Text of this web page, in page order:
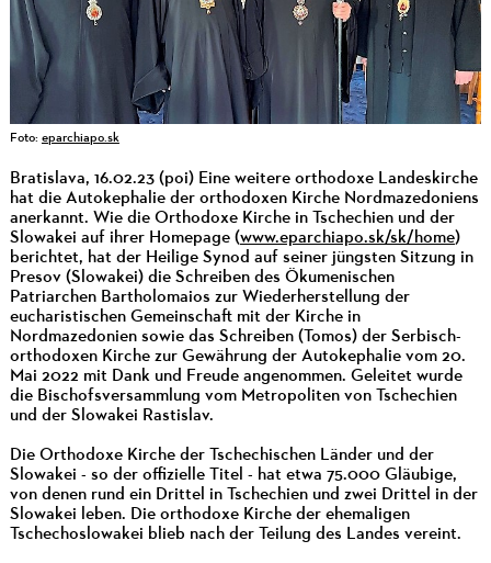
Foto: eparchiapo.sk
Bratislava, 16.02.23 (poi) Eine weitere orthodoxe Landeskirche
hat die Autokephalie der orthodoxen Kirche Nordmazedoniens
anerkannt. Wie die Orthodoxe Kirche in Tschechien und der
Slowakei auf ihrer Homepage (www.eparchiapo.sk/sk/home)
berichtet, hat der Heilige Synod auf seiner jüngsten Sitzung in
Presov (Slowakei) die Schreiben des Ökumenischen
Patriarchen Bartholomaios zur Wiederherstellung der
eucharistischen Gemeinschaft mit der Kirche in
Nordmazedonien sowie das Schreiben (Tomos) der Serbisch-
orthodoxen Kirche zur Gewährung der Autokephalie vom 20.
Mai 2022 mit Dank und Freude angenommen. Geleitet wurde
die Bischofsversammlung vom Metropoliten von Tschechien
und der Slowakei Rastislav.
Die Orthodoxe Kirche der Tschechischen Länder und der
Slowakei - so der offizielle Titel - hat etwa 75.000 Gläubige,
von denen rund ein Drittel in Tschechien und zwei Drittel in der
Slowakei leben. Die orthodoxe Kirche der ehemaligen
Tschechoslowakei blieb nach der Teilung des Landes vereint.